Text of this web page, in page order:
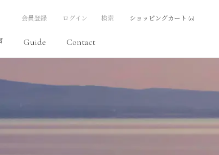
Guide
Contact
会員登録 ログイン 検索 ショッピングカート (0)